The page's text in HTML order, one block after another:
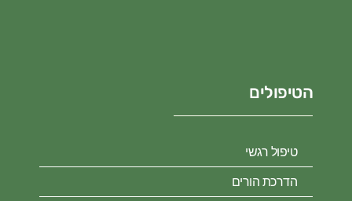
הטיפולים
טיפול רגשי
הדרכת הורים